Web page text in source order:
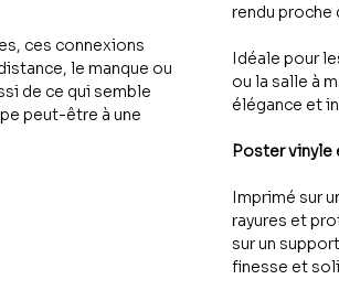
ces connexions
le manque ou
de ce qui semble
peut-être à une
rendu proche
Idéale pour
ou la salle à
élégance et
Poster vinyle
Imprimé sur
rayures et
sur un
finesse et